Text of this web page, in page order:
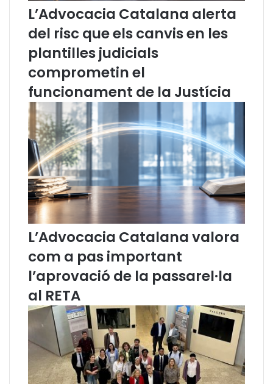
g
a
n
t
z
l
a
c
a
m
p
a
n
y
a
i
m
u
l
s
a
s
m
n
a
e
a
e
m
t
a
t
s
e
B
u
s
·
e
s
L’Advocacia Catalana alerta
del risc que els canvis en les
plantilles judicials
comprometin el
funcionament de la Justícia
L’Advocacia Catalana valora
com a pas important
l’aprovació de la passarel·la
al RETA